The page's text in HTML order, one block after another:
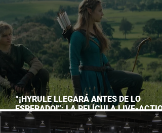
“¡HYRULE LLEGARÁ ANTES DE LO
ESPERADO!”: LA PELÍCULA LIVE-
DE THE LEGEND OF ZELDA ADELANTA
ESTRENO